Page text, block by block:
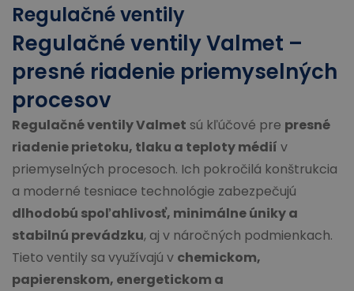
Regulačné ventily
Regulačné ventily Valmet –
presné riadenie priemyselných
procesov
Regulačné ventily Valmet sú kľúčové pre presné
riadenie prietoku, tlaku a teploty médií v
priemyselných procesoch. Ich pokročilá konštrukcia
a moderné tesniace technológie zabezpečujú
dlhodobú spoľahlivosť, minimálne úniky a
stabilnú prevádzku, aj v náročných podmienkach.
Tieto ventily sa využívajú v chemickom,
papierenskom, energetickom a